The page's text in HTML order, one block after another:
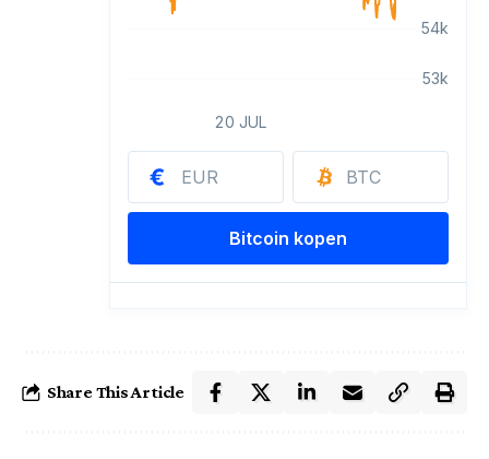
Share This Article